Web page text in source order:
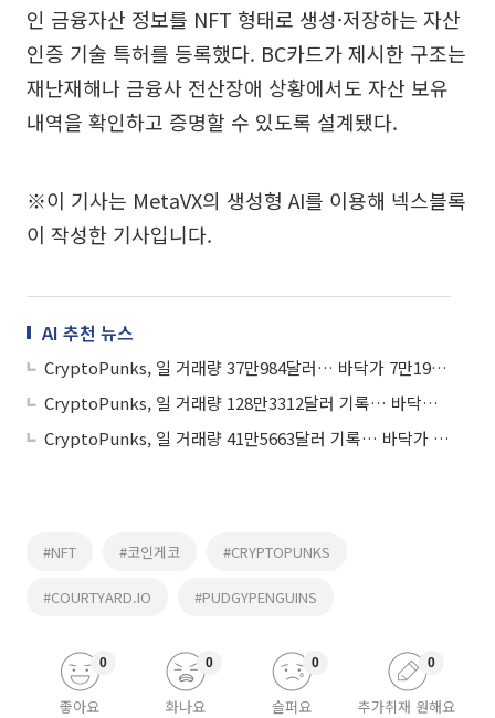
인 금융자산 정보를 NFT 형태로 생성·저장하는 자산
인증 기술 특허를 등록했다. BC카드가 제시한 구조는
재난재해나 금융사 전산장애 상황에서도 자산 보유
내역을 확인하고 증명할 수 있도록 설계됐다.
※이 기사는 MetaVX의 생성형 AI를 이용해 넥스블록
이 작성한 기사입니다.
AI 추천 뉴스
CryptoPunks, 일 거래량 37만984달러… 바닥가 7만1936달러
CryptoPunks, 일 거래량 128만3312달러 기록… 바닥가 6만7963달러
CryptoPunks, 일 거래량 41만5663달러 기록… 바닥가 6만6824달러
#NFT #코인게코 #CRYPTOPUNKS
#COURTYARD.IO #PUDGYPENGUINS
좋아요
0
화나요
0
슬퍼요
0
추가취재 원해요
0